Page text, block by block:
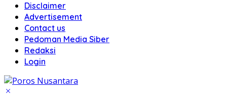
Disclaimer
Advertisement
Contact us
Pedoman Media Siber
Redaksi
Login